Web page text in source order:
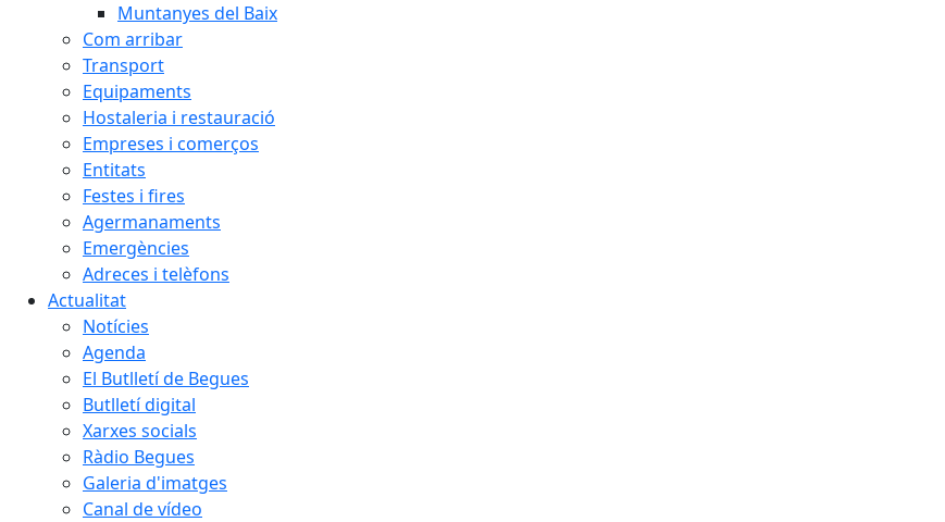
Muntanyes del Baix
Com arribar
Transport
Equipaments
Hostaleria i restauració
Empreses i comerços
Entitats
Festes i fires
Agermanaments
Emergències
Adreces i telèfons
Actualitat
Notícies
Agenda
El Butlletí de Begues
Butlletí digital
Xarxes socials
Ràdio Begues
Galeria d'imatges
Canal de vídeo